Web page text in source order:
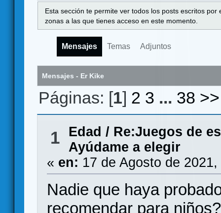
Esta sección te permite ver todos los posts escritos
zonas a las que tienes acceso en este momento.
Mensajes Temas Adjuntos
Mensajes - Er Kike
Páginas: [1] 2 3 ... 38 >>
1 Edad / Re:Juegos de
Ayúdame a elegir
« en: 17 de Agosto de
Nadie que haya
recomendar para